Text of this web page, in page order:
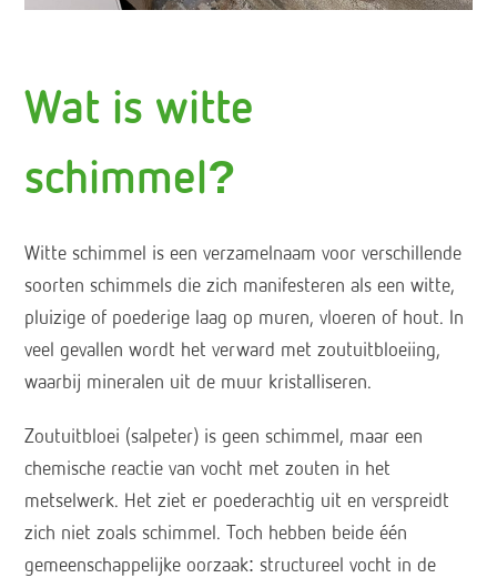
Wat is witte
schimmel?
Witte schimmel is een verzamelnaam voor verschillende
soorten schimmels die zich manifesteren als een witte,
pluizige of poederige laag op muren, vloeren of hout. In
veel gevallen wordt het verward met zoutuitbloeiing,
waarbij mineralen uit de muur kristalliseren.
Zoutuitbloei (salpeter) is geen schimmel, maar een
chemische reactie van vocht met zouten in het
metselwerk. Het ziet er poederachtig uit en verspreidt
zich niet zoals schimmel. Toch hebben beide één
gemeenschappelijke oorzaak: structureel vocht in de